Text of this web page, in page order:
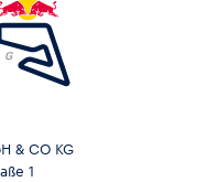
& CO KG
1